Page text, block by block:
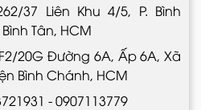
37 Liên Khu 4/5, P. Bình
Tân, HCM
20G Đường 6A, Ấp 6A, Xã
Bình Chánh, HCM
- 0907113779